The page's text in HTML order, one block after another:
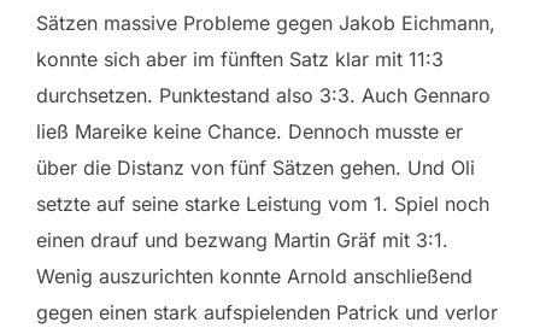
Sätzen massive Probleme gegen Jakob Eichmann,
konnte sich aber im fünften Satz klar mit 11:3
durchsetzen. Punktestand also 3:3. Auch Gennaro
ließ Mareike keine Chance. Dennoch musste er
über die Distanz von fünf Sätzen gehen. Und Oli
setzte auf seine starke Leistung vom 1. Spiel noch
einen drauf und bezwang Martin Gräf mit 3:1.
Wenig auszurichten konnte Arnold anschließend
gegen einen stark aufspielenden Patrick und verlor